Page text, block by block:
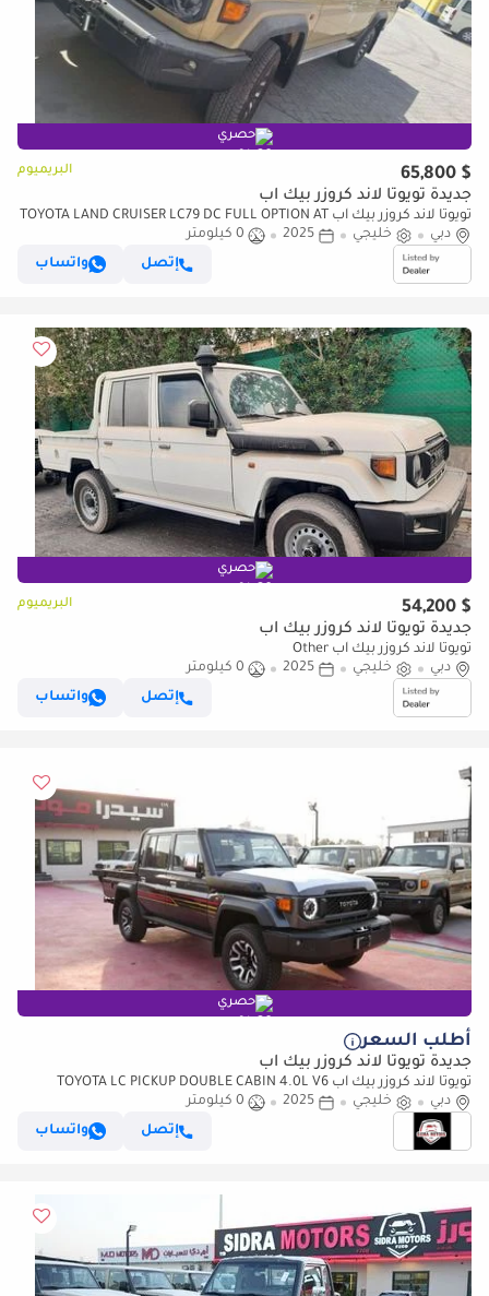
حصري
$ 65,800 البريميوم
جديدة تويوتا لاند كروزر بيك آب
تويوتا لاند كروزر بيك آب TOYOTA LAND CRUISER LC79 DC FULL OPTION AT
دبي
خليجي 2025
0 كيلومتر
إتصل
واتساب
حصري
$ 54,200 البريميوم
جديدة تويوتا لاند كروزر بيك آب
تويوتا لاند كروزر بيك آب Other
دبي
خليجي 2025
0 كيلومتر
إتصل
واتساب
حصري
أطلب السعر
جديدة تويوتا لاند كروزر بيك آب
تويوتا لاند كروزر بيك آب TOYOTA LC PICKUP DOUBLE CABIN 4.0L V6
AUTOMATIC TRANMISSION MODEL 2025 FULL OPTION 40TH
ANNIVERSARY (للتصدير فقط)
دبي خليجي 2025
0 كيلومتر
إتصل
واتساب